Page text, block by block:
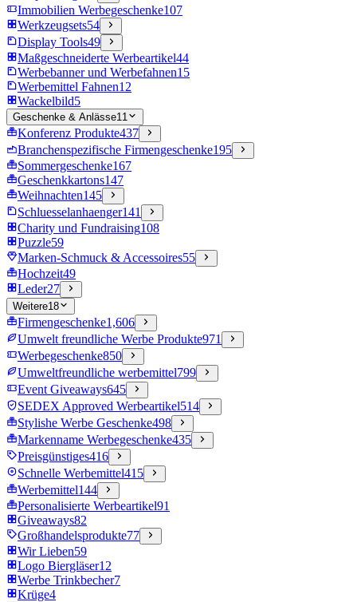
Immobilien Werbegeschenke107
Werkzeugsets54
Display Tools49
Maßgeschneiderte Werbeartikel44
Werbebanner und Werbefahnen15
Werbemittel Fahnen12
Wackelbild5
Geschenke & Anlässe11
Konferenz Produkte437
Branchenspezifische Firmengeschenke195
Sommergeschenke167
Geschenkkartons147
Weihnachten145
Schluesselanhaenger141
Charity und Fundraising108
Puzzle59
Marken-Schmuck & Accessoires55
Hochzeit49
Leder27
Weitere18
Firmengeschenke1,606
Umwelt freundliche Werbe Produkte971
Werbegeschenke850
Umweltfreundliche werbemittel799
Event Giveaways645
SEDEX Approved Werbeartikel514
Stylishe Werbe Geschenke498
Markenname Werbegeschenke435
Preisgünstiges416
Schnelle Werbemittel415
Werbemittel144
Personalisierte Werbeartikel91
Giveaways82
Großhandelsprodukte77
Wir Lieben59
Logo Biergläser12
Werbe Trinkbecher7
Krüge4